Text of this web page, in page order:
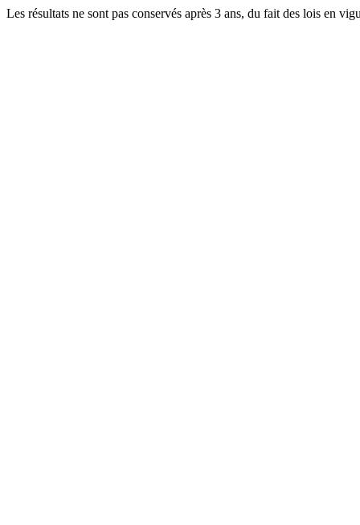
Les résultats ne sont pas conservés après 3 ans, du fait des lois en